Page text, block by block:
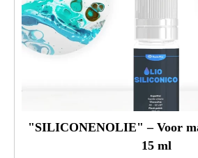
"SILICONENOLIE" – Voor
15 ml